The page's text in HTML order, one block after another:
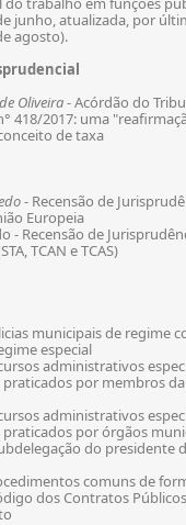
junho, atualizada, por
agosto).
Oliveira- Acórdão do
418/2017: uma
de taxa
- Recensão de
Europeia
- Recensão de
TCAN e TCAS)
municipais de regime
especial
administrativos
por membros
administrativos
por órgãos
do presidente
comuns de
dos Contratos